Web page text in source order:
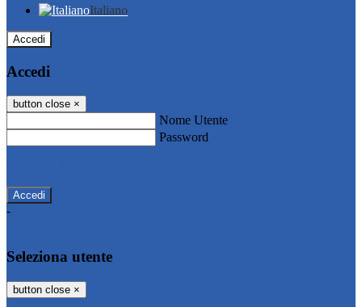
Italiano
Accedi
Accedi
button close ×
Nome Utente
Password
-
Seleziona utente
button close ×